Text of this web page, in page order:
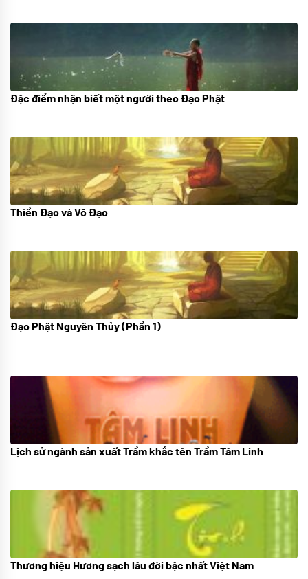
01/06/2024
Đặc điểm nhận biết một người theo Đạo Phật
30/11/2022
Thiền Đạo và Võ Đạo
08/06/2022
Đạo Phật Nguyên Thủy (Phần 1)
21/10/2025
Lịch sử ngành sản xuất Trầm khắc tên Trầm Tâm Linh
18/10/2025
Thương hiệu Hương sạch lâu đời bậc nhất Việt Nam